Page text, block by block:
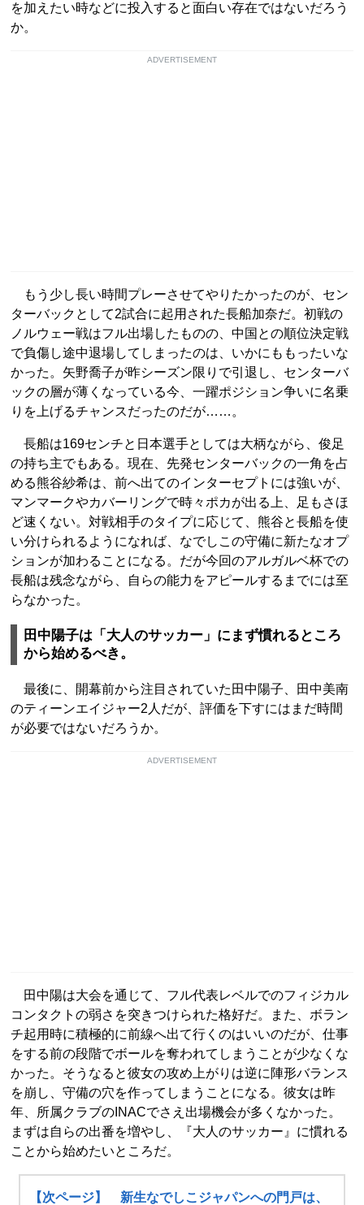
を加えたい時などに投入すると面白い存在ではないだろう
か。
ADVERTISEMENT
もう少し長い時間プレーさせてやりたかったのが、セン
ターバックとして2試合に起用された長船加奈だ。初戦の
ノルウェー戦はフル出場したものの、中国との順位決定戦
で負傷し途中退場してしまったのは、いかにももったいな
かった。矢野喬子が昨シーズン限りで引退し、センターバ
ックの層が薄くなっている今、一躍ポジション争いに名乗
りを上げるチャンスだったのだが……。
長船は169センチと日本選手としては大柄ながら、俊足
の持ち主でもある。現在、先発センターバックの一角を占
める熊谷紗希は、前へ出てのインターセプトには強いが、
マンマークやカバーリングで時々ポカが出る上、足もさほ
ど速くない。対戦相手のタイプに応じて、熊谷と長船を使
い分けられるようになれば、なでしこの守備に新たなオプ
ションが加わることになる。だが今回のアルガルベ杯での
長船は残念ながら、自らの能力をアピールするまでには至
らなかった。
田中陽子は「大人のサッカー」にまず慣れるところ
から始めるべき。
最後に、開幕前から注目されていた田中陽子、田中美南
のティーンエイジャー2人だが、評価を下すにはまだ時間
が必要ではないだろうか。
ADVERTISEMENT
田中陽は大会を通じて、フル代表レベルでのフィジカル
コンタクトの弱さを突きつけられた格好だ。また、ボラン
チ起用時に積極的に前線へ出て行くのはいいのだが、仕事
をする前の段階でボールを奪われてしまうことが少なくな
かった。そうなると彼女の攻め上がりは逆に陣形バランス
を崩し、守備の穴を作ってしまうことになる。彼女は昨
年、所属クラブのINACでさえ出場機会が多くなかった。
まずは自らの出番を増やし、『大人のサッカー』に慣れる
ことから始めたいところだ。
【次ページ】 新生なでしこジャパンへの門戸は、